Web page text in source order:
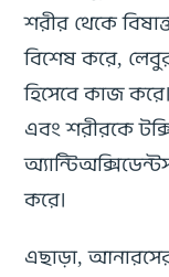
শরীর থেকে
বিশেষ করে,
হিসেবে কাজ
এবং শরীরকে
করে।
এছাড়া,